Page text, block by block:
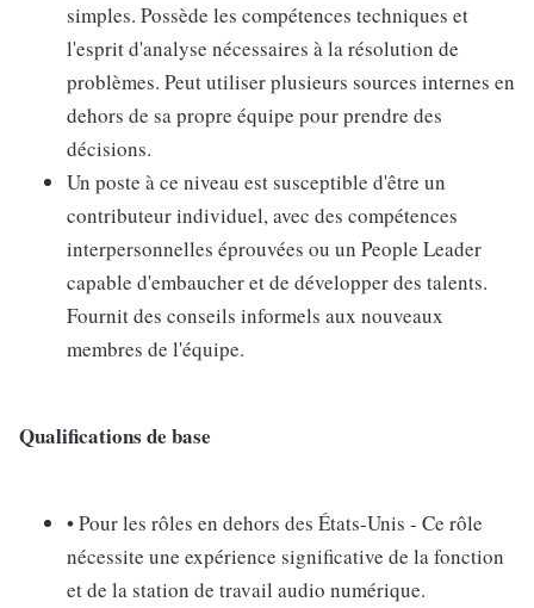
simples. Possède les compétences techniques et
l'esprit d'analyse nécessaires à la résolution de
problèmes. Peut utiliser plusieurs sources internes en
dehors de sa propre équipe pour prendre des
décisions.
Un poste à ce niveau est susceptible d'être un
contributeur individuel, avec des compétences
interpersonnelles éprouvées ou un People Leader
capable d'embaucher et de développer des talents.
Fournit des conseils informels aux nouveaux
membres de l'équipe.
Qualifications de base
• Pour les rôles en dehors des États-Unis - Ce rôle
nécessite une expérience significative de la fonction
et de la station de travail audio numérique.